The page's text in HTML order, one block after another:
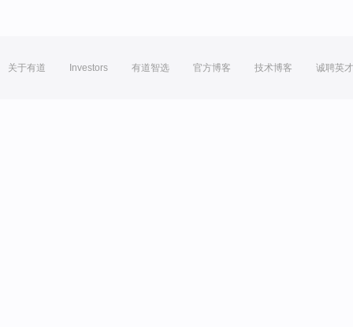
关于有道 Investors 有道智选 官方博客 技术博客 诚聘英才